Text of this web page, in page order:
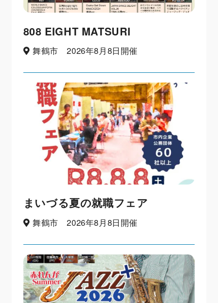
808 EIGHT MATSURI
舞鶴市 2026年8月8日開催
まいづる夏の就職フェア
舞鶴市 2026年8月8日開催